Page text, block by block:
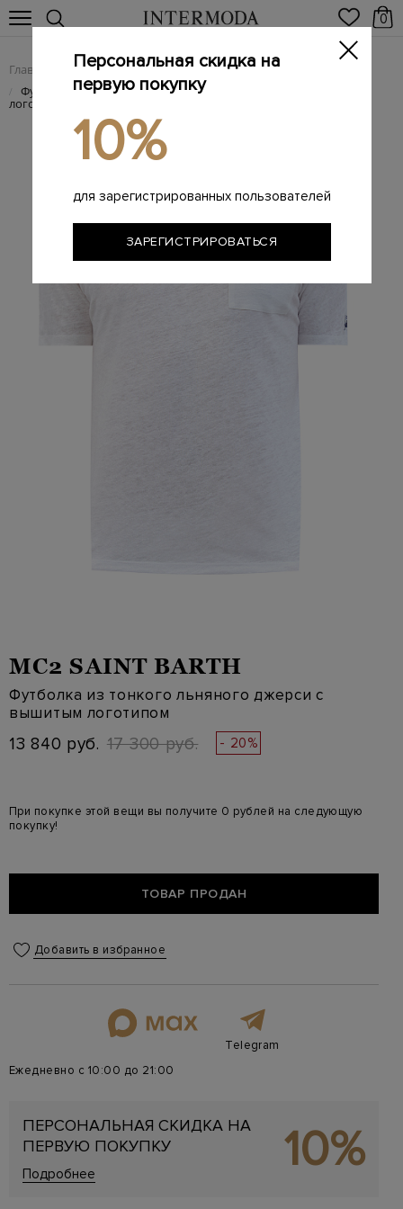
0
Главная Мужчинам / Одежда / Футболки
/ Футболка из тонкого льняного джерси с вышитым
логотипом
MC2 SAINT BARTH
Футболка из тонкого льняного джерси с
вышитым логотипом
13 840 руб. 17 300 руб. - 20%
При покупке этой вещи вы получите 0 рублей на следующую
покупку!
ТОВАР ПРОДАН
Добавить в избранное
Telegram
Ежедневно с 10:00 до 21:00
ПЕРСОНАЛЬНАЯ СКИДКА НА
ПЕРВУЮ ПОКУПКУ
Подробнее 10%
Персональная скидка на
первую покупку
10%
для зарегистрированных пользователей
ЗАРЕГИСТРИРОВАТЬСЯ